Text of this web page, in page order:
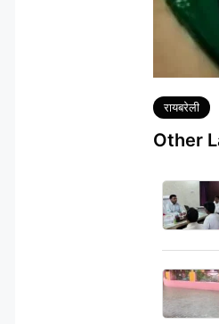
Tags
रायबरेली
Other